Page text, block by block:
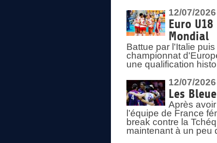
12/07/2026
Euro
Mondial
Battue par l'Italie
championnat
une qualification
12/07/2026
Les
Après
l’équipe de France
break contre la
maintenant à un peu